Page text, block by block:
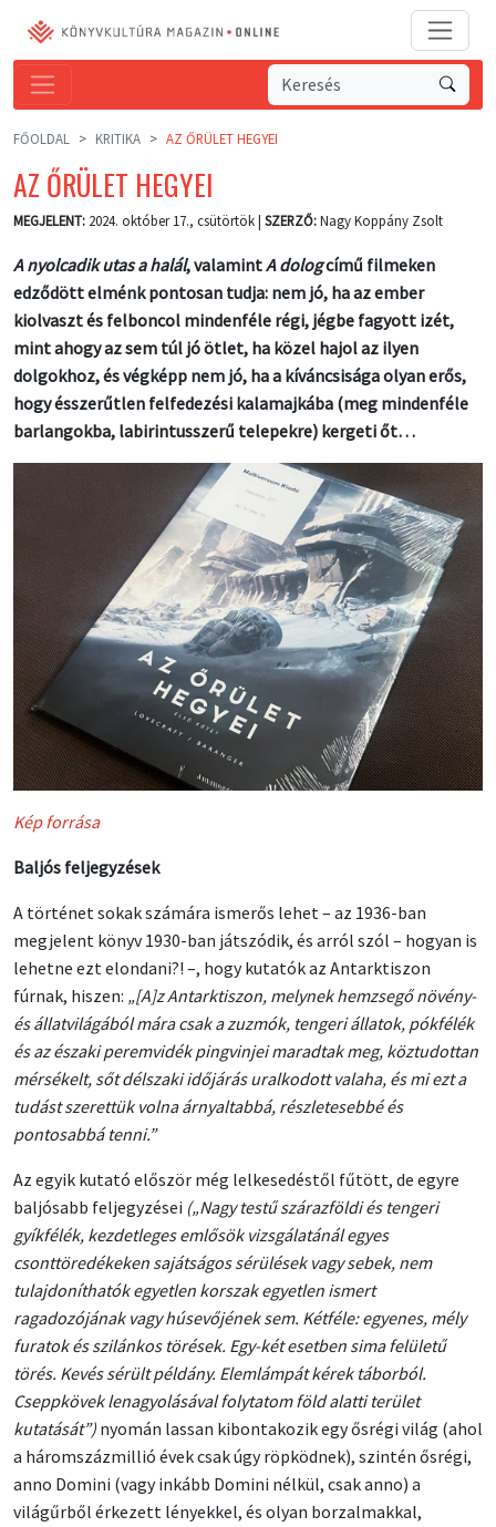
FŐOLDAL KRITIKA AZ ŐRÜLET HEGYEI
AZ ŐRÜLET HEGYEI
MEGJELENT: 2024. október 17., csütörtök | SZERZŐ:Nagy Koppány Zsolt
A nyolcadik utas a halál, valamintA dologcímű filmeken
edződött elménk pontosan tudja: nem jó, ha az ember
kiolvaszt és felboncol mindenféle régi, jégbe fagyott izét,
mint ahogy az sem túl jó ötlet, ha közel hajol az ilyen
dolgokhoz, és végképp nem jó, ha a kíváncsisága olyan erős,
hogy ésszerűtlen felfedezési kalamajkába (meg mindenféle
barlangokba, labirintusszerű telepekre) kergeti őt…
Kép forrása
Baljós feljegyzések
A történet sokak számára ismerős lehet – az 1936-ban
megjelent könyv 1930-ban játszódik, és arról szól – hogyan is
lehetne ezt elondani?! –, hogy kutatók az Antarktiszon
fúrnak, hiszen: „[A]z Antarktiszon, melynek hemzsegő növény-
és állatvilágából mára csak a zuzmók, tengeri állatok, pókfélék
és az északi peremvidék pingvinjei maradtak meg, köztudottan
mérsékelt, sőt délszaki időjárás uralkodott valaha, és mi ezt a
tudást szerettük volna árnyaltabbá, részletesebbé és
pontosabbá tenni.”
Az egyik kutató először még lelkesedéstől fűtött, de egyre
baljósabb feljegyzései („Nagy testű szárazföldi és tengeri
gyíkfélék, kezdetleges emlősök vizsgálatánál egyes
csonttöredékeken sajátságos sérülések vagy sebek, nem
tulajdoníthatók egyetlen korszak egyetlen ismert
ragadozójának vagy húsevőjének sem. Kétféle: egyenes, mély
furatok és szilánkos törések. Egy-két esetben sima felületű
törés. Kevés sérült példány. Elemlámpát kérek táborból.
Cseppkövek lenagyolásával folytatom föld alatti terület
kutatását”) nyomán lassan kibontakozik egy ősrégi világ (ahol
a háromszázmillió évek csak úgy röpködnek), szintén ősrégi,
anno Domini (vagy inkább Domini nélkül, csak anno) a
világűrből érkezett lényekkel, és olyan borzalmakkal,